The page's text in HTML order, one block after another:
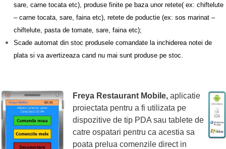
sare, carne tocata etc), produse finite pe baza unor retete( ex: chiftelute
– carne tocata, sare, faina etc), retete de poductie (ex: sos marinat –
chiftelute, pasta de tomate, sare, faina etc);
Scade automat din stoc produsele comandate la inchiderea notei de
plata si va avertizeaza cand nu mai sunt produse pe stoc.
Freya Restaurant Mobile, aplicatie
proiectata pentru a fi utilizata pe
dispozitive de tip PDA sau tablete de
catre ospatari pentru ca acestia sa
poata prelua comenzile direct in